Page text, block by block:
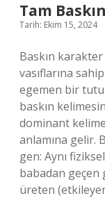
Tam
Tarih: Ekim 15, 2024
Baskın
vasıflarına
egemen bir
baskın
dominant
anlamına gelir.
gen: Aynı
babadan geçen
üreten